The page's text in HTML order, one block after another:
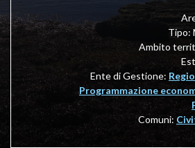
Agostino e punta Mattonara" dove si
vegetali,la prateria di posidonia e animali, il
tartaruga marina, di notevole importanza
richiedono particolari misure di
il loro mantenimento.
All'interno dell'area è presente una zona
archeologico e paesaggistico, l'antico
insediamento portuale romano ubicato
abitato preistorico sottoposto a vincolo
Tipo:
Ambito
Ente di Gestione:
Programmazione
Comuni: